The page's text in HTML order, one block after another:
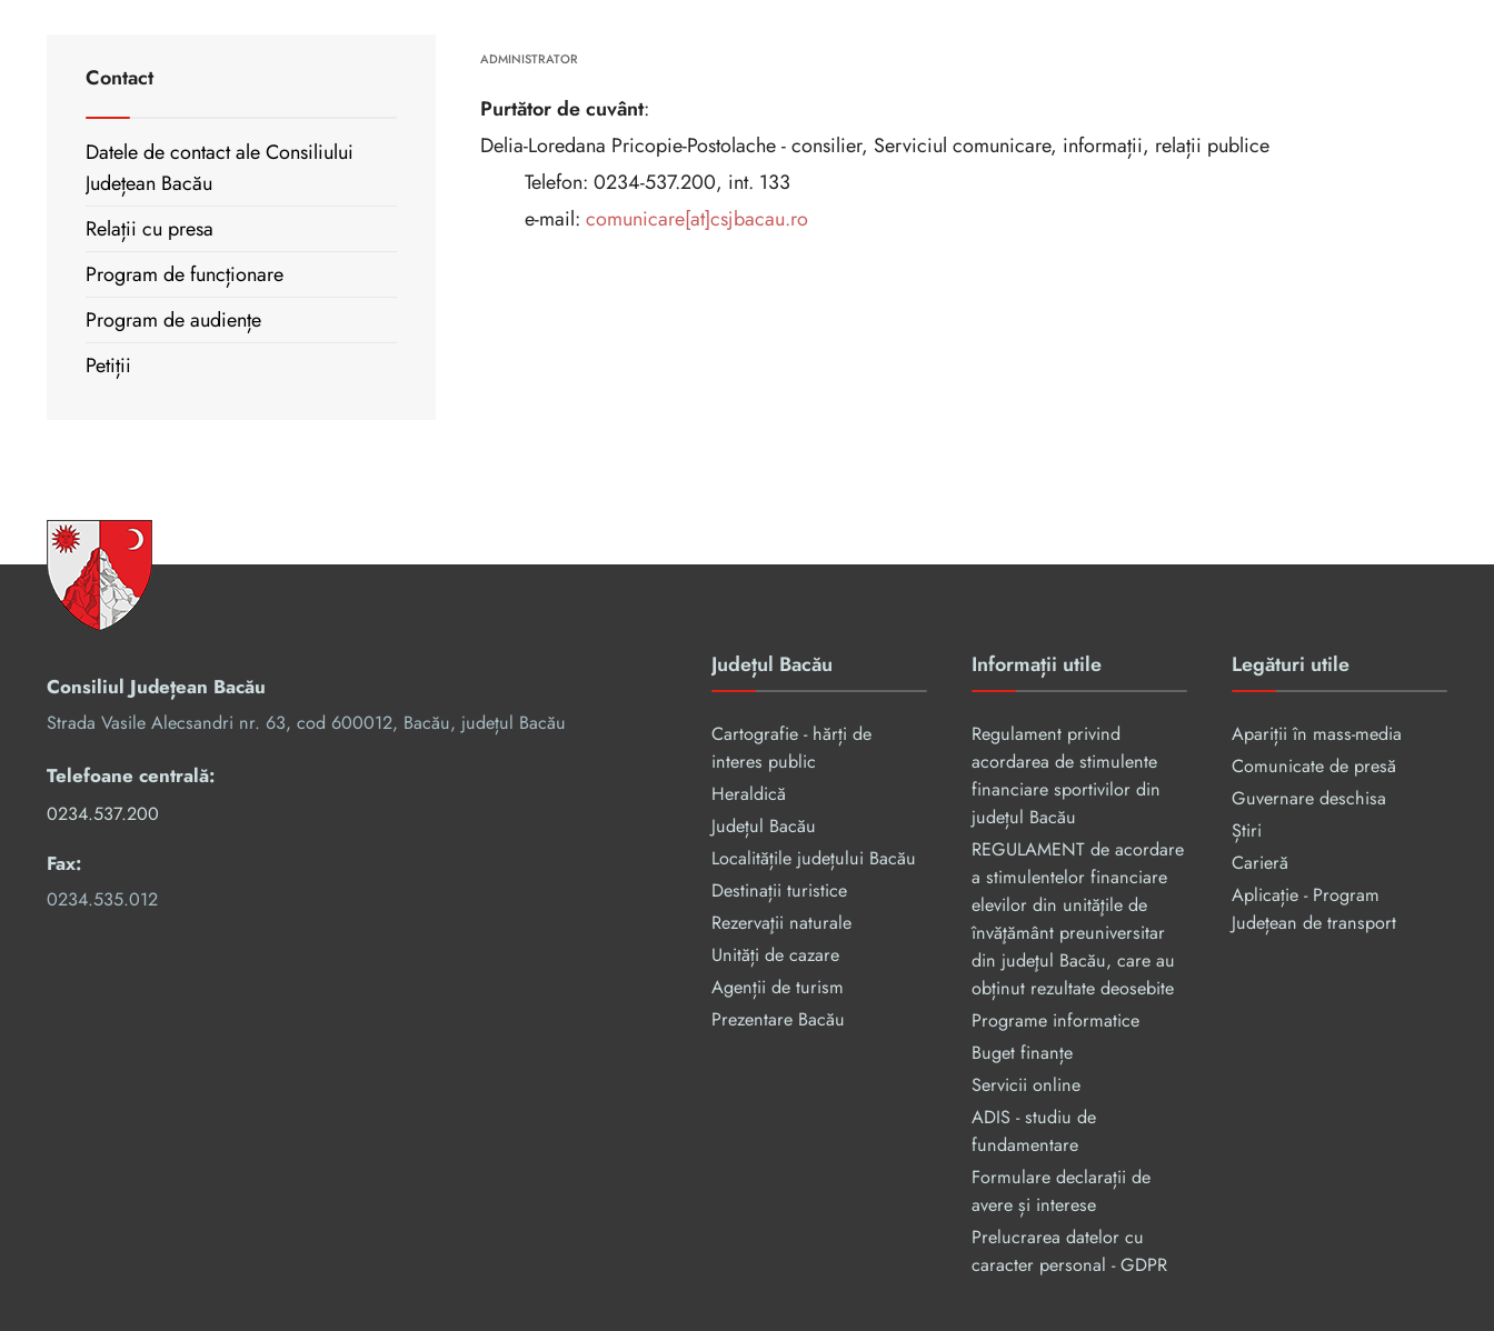
ADMINISTRATOR
Purtător de cuvânt:
Delia-Loredana Pricopie-Postolache - consilier, Serviciul comunicare, informații, relații publice
Telefon: 0234-537.200, int. 133
e-mail: comunicare[at]csjbacau.ro
Contact
Datele de contact ale Consiliului
Județean Bacău
Relații cu presa
Program de funcționare
Program de audiențe
Petiții
Consiliul Județean Bacău
Strada Vasile Alecsandri nr. 63, cod 600012, Bacău, județul Bacău
Telefoane centrală:
0234.537.200
Fax:
0234.535.012
Județul Bacău
Cartografie - hărți de
interes public
Heraldică
Județul Bacău
Localitățile județului Bacău
Destinații turistice
Rezervaţii naturale
Unități de cazare
Agenții de turism
Prezentare Bacău
Informații utile
Regulament privind
acordarea de stimulente
financiare sportivilor din
județul Bacău
REGULAMENT de acordare
a stimulentelor financiare
elevilor din unităţile de
învăţământ preuniversitar
din judeţul Bacău, care au
obținut rezultate deosebite
Programe informatice
Buget finanțe
Servicii online
ADIS - studiu de
fundamentare
Formulare declarații de
avere și interese
Prelucrarea datelor cu
caracter personal - GDPR
Legături utile
Apariții în mass-media
Comunicate de presă
Guvernare deschisa
Știri
Carieră
Aplicație - Program
Județean de transport